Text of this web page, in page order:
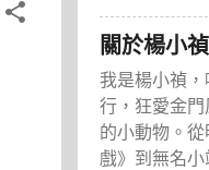
關於楊小禎
我是楊小禎
行，狂愛金
的小動物。
戲》到無名